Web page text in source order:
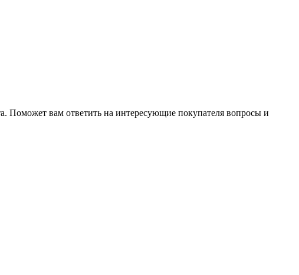
Поможет вам ответить на интересующие покупателя вопросы и